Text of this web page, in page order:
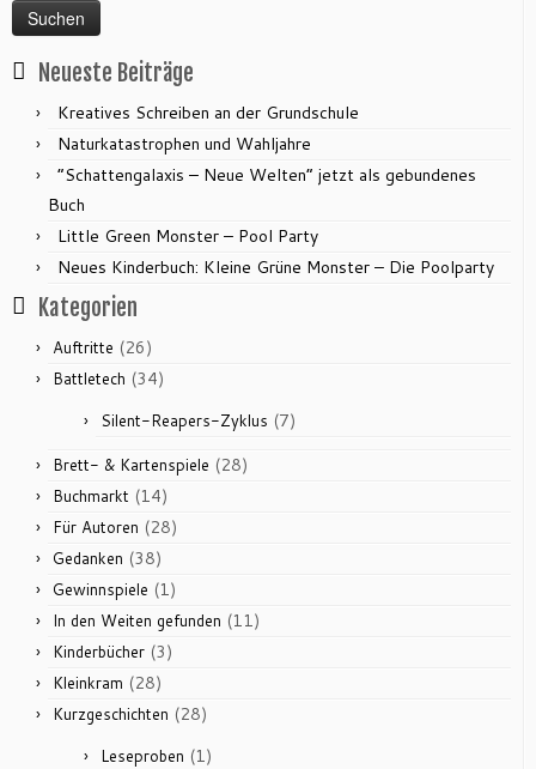
Neueste Beiträge
Kreatives Schreiben an der Grundschule
Naturkatastrophen und Wahljahre
“Schattengalaxis – Neue Welten” jetzt als gebundenes
Buch
Little Green Monster – Pool Party
Neues Kinderbuch: Kleine Grüne Monster – Die Poolparty
Kategorien
Auftritte (26)
Battletech (34)
Silent-Reapers-Zyklus (7)
Brett- & Kartenspiele (28)
Buchmarkt (14)
Für Autoren (28)
Gedanken (38)
Gewinnspiele (1)
In den Weiten gefunden (11)
Kinderbücher (3)
Kleinkram (28)
Kurzgeschichten (28)
Leseproben (1)